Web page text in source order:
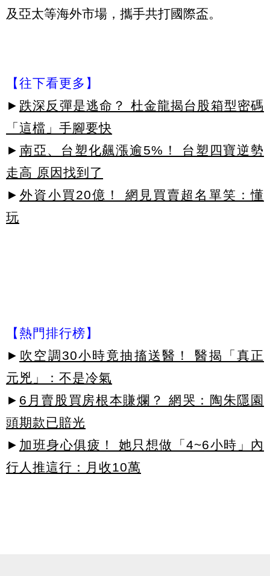
及亞太等海外市場，攜手共打國際盃。
【往下看更多】
► 跌深反彈是逃命？ 杜金龍揭台股箱型密碼
「這檔」手腳要快
► 南亞、台塑化飆漲逾5%！ 台塑四寶逆勢
走高 原因找到了
► 外資小買20億！ 網見買賣超名單笑：懂
玩
【熱門排行榜】
► 吹空調30小時竟抽搐送醫！ 醫揭「真正
元兇」：不是冷氣
► 6月賣股買房根本賺爛？ 網哭：陶朱隱園
頭期款已賠光
► 加班身心俱疲！ 她只想做「4~6小時」內
行人推這行：月收10萬